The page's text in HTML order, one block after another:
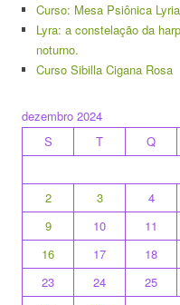
Curso: Mesa Psiônica
Lyra: a constelação da
noturno.
Curso Sibilla Cigana Rosa
dezembro 2024
S
T Q
2
3 4
9
10 11
16
17 18
23
24 25